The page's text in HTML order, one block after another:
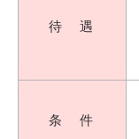
待 遇
条 件